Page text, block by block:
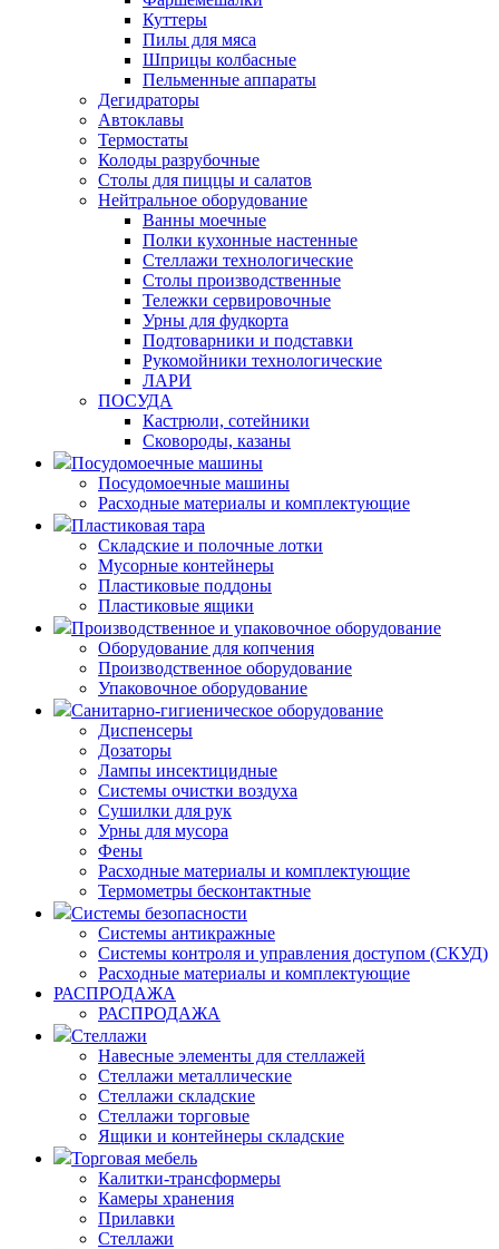
Куттеры
Пилы для мяса
Шприцы колбасные
Пельменные аппараты
Дегидраторы
Автоклавы
Термостаты
Колоды разрубочные
Столы для пиццы и салатов
Нейтральное оборудование
Ванны моечные
Полки кухонные настенные
Стеллажи технологические
Столы производственные
Тележки сервировочные
Урны для фудкорта
Подтоварники и подставки
Рукомойники технологические
ЛАРИ
ПОСУДА
Кастрюли, сотейники
Сковороды, казаны
Посудомоечные машины
Посудомоечные машины
Расходные материалы и комплектующие
Пластиковая тара
Складские и полочные лотки
Мусорные контейнеры
Пластиковые поддоны
Пластиковые ящики
Производственное и упаковочное оборудование
Оборудование для копчения
Производственное оборудование
Упаковочное оборудование
Санитарно-гигиеническое оборудование
Диспенсеры
Дозаторы
Лампы инсектицидные
Системы очистки воздуха
Сушилки для рук
Урны для мусора
Фены
Расходные материалы и комплектующие
Термометры бесконтактные
Системы безопасности
Системы антикражные
Системы контроля и управления доступом (СКУД)
Расходные материалы и комплектующие
РАСПРОДАЖА
РАСПРОДАЖА
Стеллажи
Навесные элементы для стеллажей
Стеллажи металлические
Стеллажи складские
Стеллажи торговые
Ящики и контейнеры складские
Торговая мебель
Калитки-трансформеры
Камеры хранения
Прилавки
Стеллажи